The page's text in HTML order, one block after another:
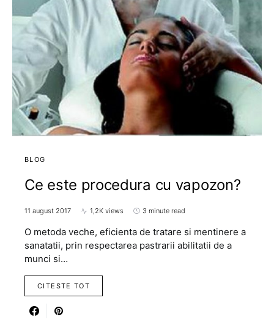
BLOG
Ce este procedura cu vapozon?
11 august 2017 1,2K views 3 minute read
O metoda veche, eficienta de tratare si mentinere a
sanatatii, prin respectarea pastrarii abilitatii de a
munci si…
CITESTE TOT